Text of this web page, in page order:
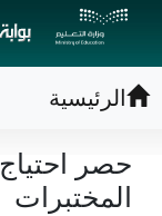
الرئيسية
حصر
المختبرات